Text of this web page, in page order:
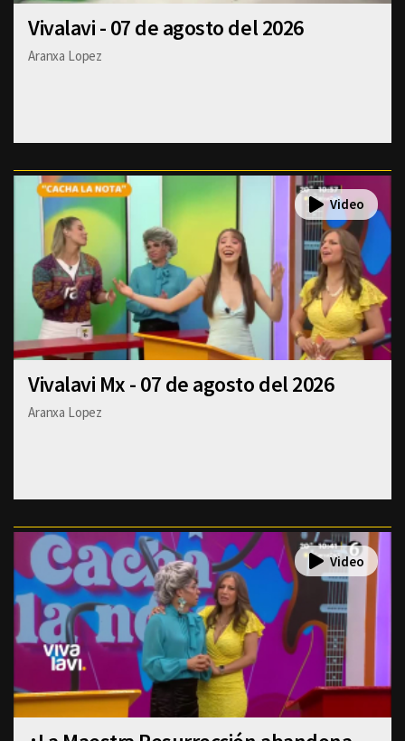
Vivalavi - 07 de agosto del 2026
Aranxa Lopez
Vivalavi Mx - 07 de agosto del 2026
Aranxa Lopez